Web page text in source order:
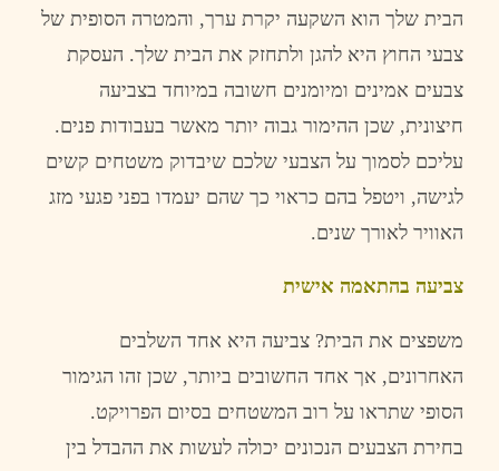
הבית שלך הוא השקעה יקרת ערך, והמטרה הסופית של
צבעי החוץ היא להגן ולתחזק את הבית שלך. העסקת
צבעים אמינים ומיומנים חשובה במיוחד בצביעה
חיצונית,שכן ההימור גבוה יותר מאשר בעבודות פנים.
עליכם לסמוך על הצבעי שלכם שיבדוק משטחים קשים
לגישה, ויטפל בהם כראוי כך שהם יעמדו בפני פגעי מזג
האוויר לאורך שנים.
צביעה בהתאמה אישית
משפצים את הבית?צביעה היא אחד השלבים
האחרונים, אך אחד החשובים ביותר,שכן זהו הגימור
הסופי שתראו על רוב המשטחים בסיום הפרויקט.
בחירת הצבעים הנכונים יכולה לעשות את ההבדל בין